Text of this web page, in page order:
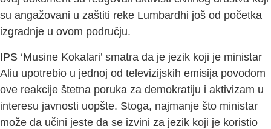
su angažovani u zaštiti reke Lumbardhi još od početka
izgradnje u ovom području.
IPS ‘Musine Kokalari’ smatra da je jezik koji je ministar
Aliu upotrebio u jednoj od televizijskih emisija povodom
ove reakcije štetna poruka za demokratiju i aktivizam u
interesu javnosti uopšte. Stoga, najmanje što ministar
može da učini jeste da se izvini za jezik koji je koristio